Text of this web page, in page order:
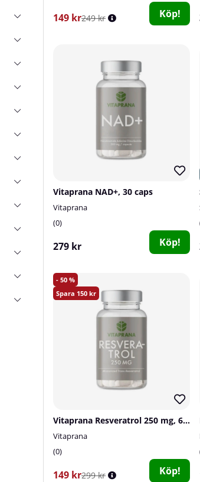
149 kr249 kr Köp!
Vitaprana NAD+, 30 caps
Vitaprana
0
279 kr Köp!
50
150
Vitaprana Resveratrol 250 mg, 60 caps
Vitaprana
0
149 kr299 kr Köp!